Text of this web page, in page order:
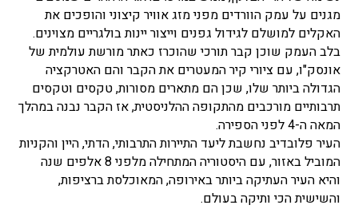
מגנים על עמק הוורדים מפני מזג אוויר קיצוני והופכים את
האקלים למושלם לגידול גפנים וייצור יינות בולגריים מצוינים.
בלב העמק שוכן קבר תורכי שהוכרז כאתר מורשת עולמית של
אונסק"ו, עם ציורי קיר המעטרים את הקבר והם האטרקציה
הגדולה ביותר שלו, שכן הם מתארים מסורות, טקסים וטקסים
תרבותיים מורכבים מהתקופה ההלניסטית, אז הקבר נבנה במהלך
המאה ה-4 לפני הספירה.
העיר פלובדיב נחשבת ליעד התיירות התרבותי, הדתי, היין והקניות
המוביל באזור, עם היסטוריה המתחילה מלפני 8 אלפים שנה
והיא העיר העתיקה ביותר באירופה, המאוכלסת ברציפות,
והשישית הכי ותיקה בעולם.